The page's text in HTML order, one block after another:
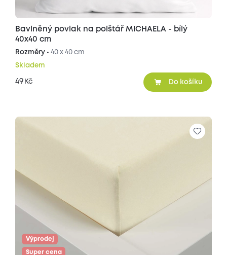
Bavlněný povlak na polštář MICHAELA - bílý
40x40 cm
Rozměry • 40 x 40 cm
Skladem
49 Kč Do košíku
Výprodej
Super cena